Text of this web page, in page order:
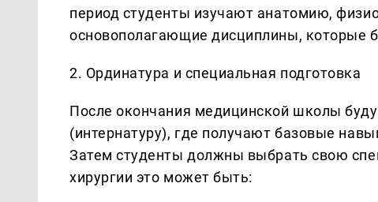
период студенты изучают анатомию,
основополагающие дисциплины, которые
2. Ординатура и специальная подготовка
После окончания медицинской школы
(интернатуру), где получают базовые
Затем студенты должны выбрать свою
хирургии это может быть: